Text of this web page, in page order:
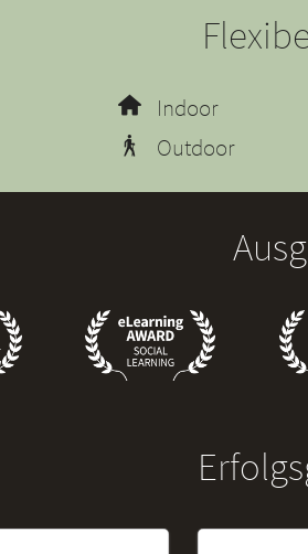
Indoor
Outdoor